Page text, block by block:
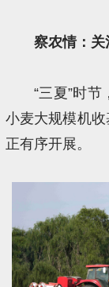
察农情：
“三夏”时
小麦大规模机
正有序开展。